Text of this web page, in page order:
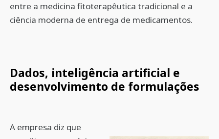
entre a medicina fitoterapêutica tradicional e a
ciência moderna de entrega de medicamentos.
Dados, inteligência artificial e
desenvolvimento de formulações
A empresa diz que